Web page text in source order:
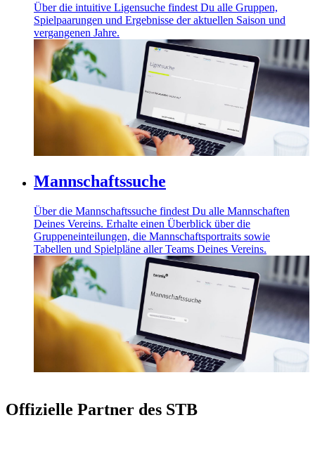
Über die intuitive Ligensuche findest Du alle Gruppen,
Spielpaarungen und Ergebnisse der aktuellen Saison und
vergangenen Jahre.
Mannschaftssuche
Über die Mannschaftssuche findest Du alle Mannschaften
Deines Vereins. Erhalte einen Überblick über die
Gruppeneinteilungen, die Mannschaftsportraits sowie
Tabellen und Spielpläne aller Teams Deines Vereins.
Offizielle Partner des STB